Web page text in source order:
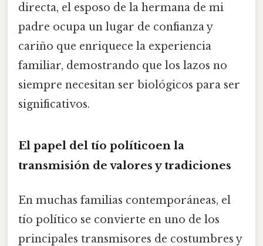
directa, el esposo de la hermana de mi
padre ocupa un lugar de confianza y
cariño que enriquece la experiencia
familiar, demostrando que los lazos no
siempre necesitan ser biológicos para ser
significativos.
El papel del tío políticoen la
transmisión de valores y tradiciones
En muchas familias contemporáneas, el
tío político se convierte en uno de los
principales transmisores de costumbres y